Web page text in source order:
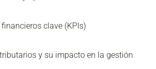
clave (KPIs)
y su impacto en la gestión